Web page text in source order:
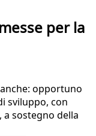
per la
opportuno
sviluppo, con
sostegno della